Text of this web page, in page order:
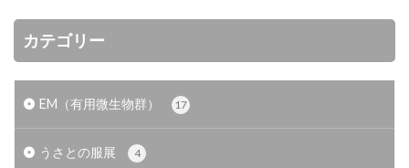
カテゴリー
EM（有用微生物群） 17
うさとの服展 4